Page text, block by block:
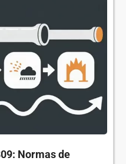
Normas de